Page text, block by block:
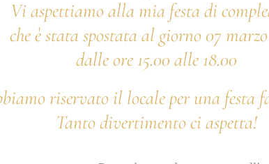
Vi aspettiamo alla mia festa di
che è stata spostata al giorno 07
dalle ore 15.00 alle 18.00
riservato il locale per una festa
Tanto divertimento ci aspetta!